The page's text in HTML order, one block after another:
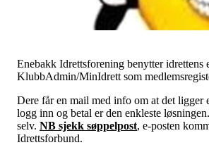
Enebakk Idrettsforening benytter idrettens
KlubbAdmin/MinIdrett som
Dere får en mail med info om at det ligger
logg inn og betal er den enkleste
selv. NB sjekk søppelpost, e-posten
Idrettsforbund.